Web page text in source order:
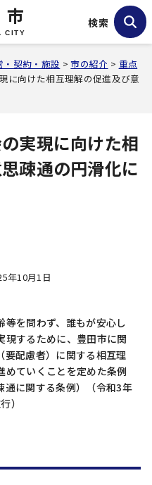
CITY
検索
・契約・施設 >市の紹介 > 重点
に向けた相互理解の促進及び意
実現に向けた相
疎通の円滑化に
年10月1日
等を問わず、誰もが安心し
現するために、豊田市に関
要配慮者）に関する相互理
めていくことを定めた条例
通に関する条例）（令和3年
）